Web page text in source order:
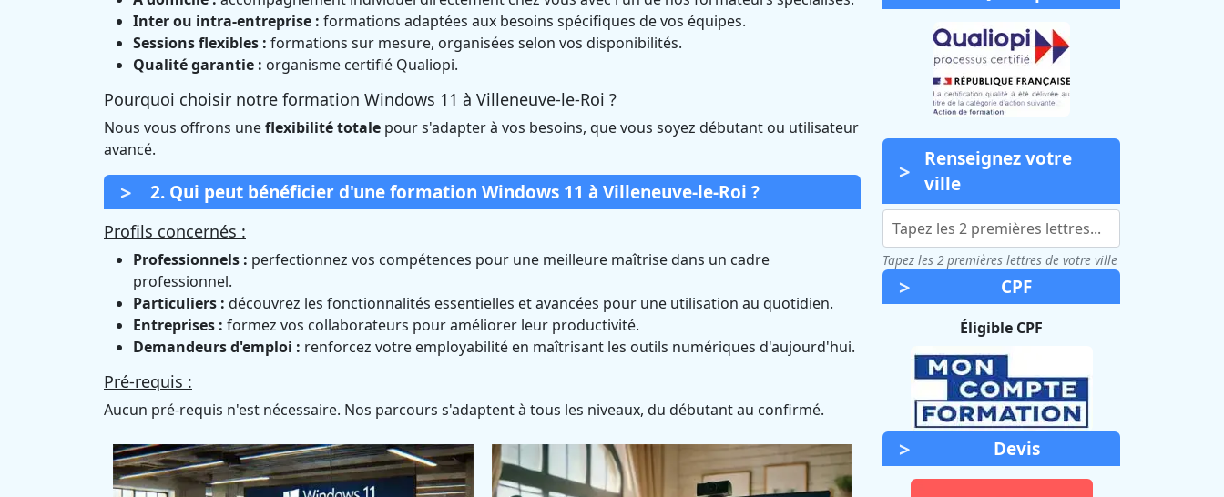
Inter ou intra-entreprise : formations adaptées aux besoins spécifiques de vos équipes.
Sessions flexibles : formations sur mesure, organisées selon vos disponibilités.
Qualité garantie : organisme certifié Qualiopi.
Pourquoi choisir notre formation Windows 11 à Villeneuve-le-Roi ?
Nous vous offrons uneflexibilité totale pour s'adapter à vos besoins, que vous soyez débutant ou utilisateur
avancé.
2. Qui peut bénéficier d'une formation Windows 11 à Villeneuve-le-Roi ?
Profils concernés :
Professionnels : perfectionnez vos compétences pour une meilleure maîtrise dans un cadre
professionnel.
Particuliers : découvrez les fonctionnalités essentielles et avancées pour une utilisation au quotidien.
Entreprises : formez vos collaborateurs pour améliorer leur productivité.
Demandeurs d'emploi : renforcez votre employabilité en maîtrisant les outils numériques d'aujourd'hui.
Pré-requis :
Aucun pré-requis n'est nécessaire. Nos parcours s'adaptent à tous les niveaux, du débutant au confirmé.
Renseignez votre
ville
Tapez les 2 premières lettres de votre ville
CPF
Éligible CPF
Devis